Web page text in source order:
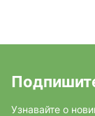
Узнавайте о